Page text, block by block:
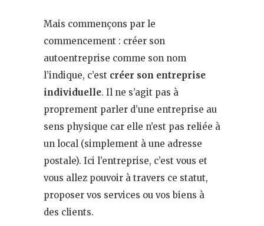
Mais commençons par le
commencement : créer son
autoentreprise comme son nom
l’indique, c’est créer son entreprise
individuelle. Il ne s’agit pas à
proprement parler d’une entreprise au
sens physique car elle n’est pas reliée à
un local (simplement à une adresse
postale). Ici l’entreprise, c’est vous et
vous allez pouvoir à travers ce statut,
proposer vos services ou vos biens à
des clients.